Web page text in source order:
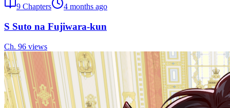
9 Chapters 4 months ago
S Suto na Fujiwara-kun
Ch. 96 views